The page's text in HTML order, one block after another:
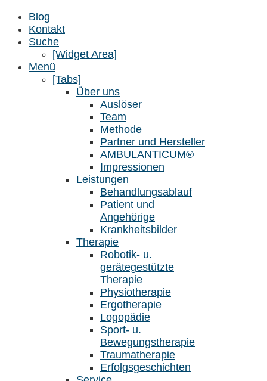
Blog
Kontakt
Suche
[Widget Area]
Menü
[Tabs]
Über uns
Auslöser
Team
Methode
Partner und Hersteller
AMBULANTICUM®
Impressionen
Leistungen
Behandlungsablauf
Patient und
Angehörige
Krankheitsbilder
Therapie
Robotik- u.
gerätegestützte
Therapie
Physiotherapie
Ergotherapie
Logopädie
Sport- u.
Bewegungstherapie
Traumatherapie
Erfolgsgeschichten